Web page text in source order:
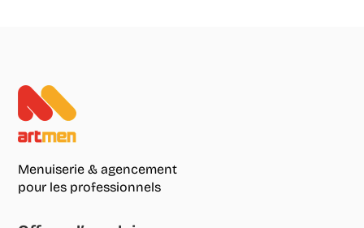
Menuiserie & agencement
pour les professionnels